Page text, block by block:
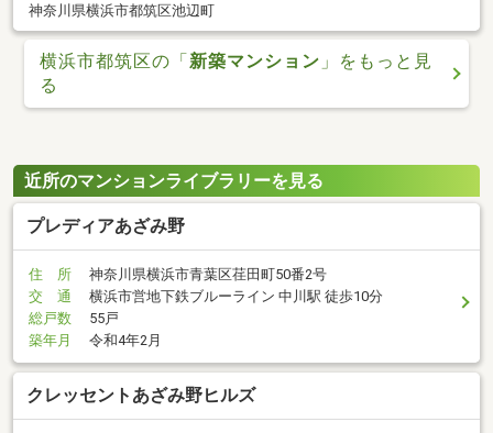
神奈川県横浜市都筑区池辺町
横浜市都筑区の「 新築マンション 」をもっと見
る
近所のマンションライブラリーを見る
プレディアあざみ野
住 所
神奈川県横浜市青葉区荏田町50番2号
交 通
横浜市営地下鉄ブルーライン 中川駅 徒歩10分
総戸数
55戸
築年月
令和4年2月
クレッセントあざみ野ヒルズ